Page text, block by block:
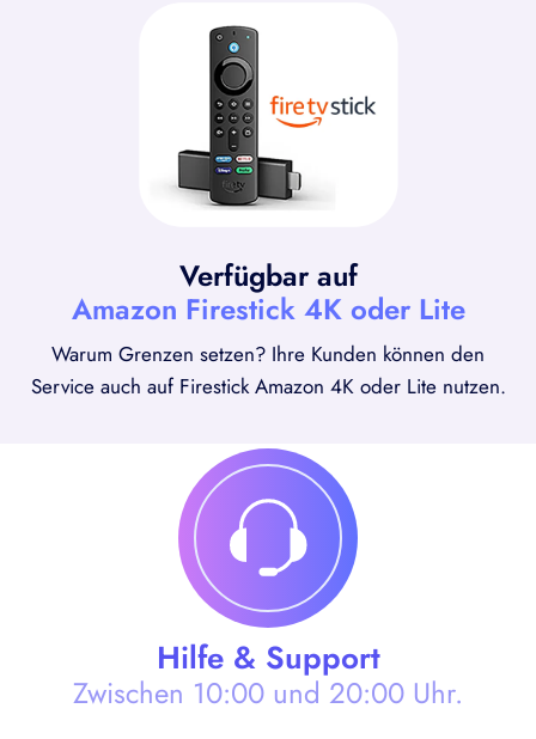
Verfügbar auf
Amazon Firestick 4K oder Lite
Warum Grenzen setzen? Ihre Kunden können den
Service auch auf Firestick Amazon 4K oder Lite nutzen.
Hilfe & Support
Zwischen 10:00 und 20:00 Uhr.